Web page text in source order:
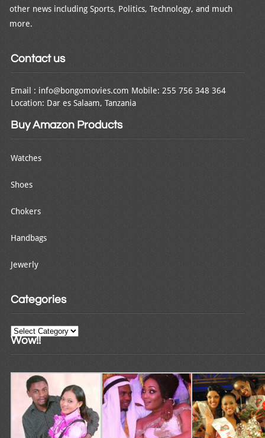
other news including Sports, Politics, Technology, and much
more.
Contact us
Email : info@bongomovies.com Mobile: 255 756 348 364
Location: Dar es Salaam, Tanzania
Buy Amazon Products
Watches
Shoes
Chokers
Handbags
Jewerly
Categories
Categories
Wow!!